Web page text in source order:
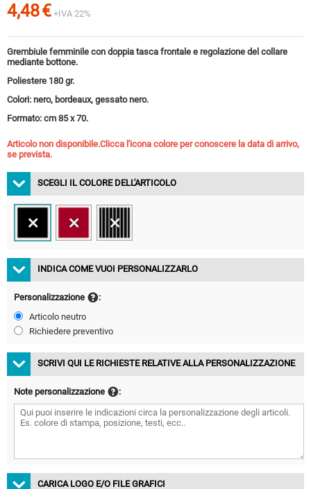
4,48€ +IVA 22%
Grembiule femminile con doppia tasca frontale e regolazione del collare
mediante bottone.
Poliestere 180 gr.
Colori: nero, bordeaux, gessato nero.
Formato: cm 85 x 70.
Articolo non disponibile.Clicca l'icona colore per conoscere la data di arrivo,
se prevista.
SCEGLI IL COLORE DELL'ARTICOLO
INDICA COME VUOI PERSONALIZZARLO
Personalizzazione
:
Articolo neutro
Richiedere preventivo
SCRIVI QUI LE RICHIESTE RELATIVE ALLA PERSONALIZZAZIONE
Note personalizzazione :
CARICA LOGO E/O FILE GRAFICI